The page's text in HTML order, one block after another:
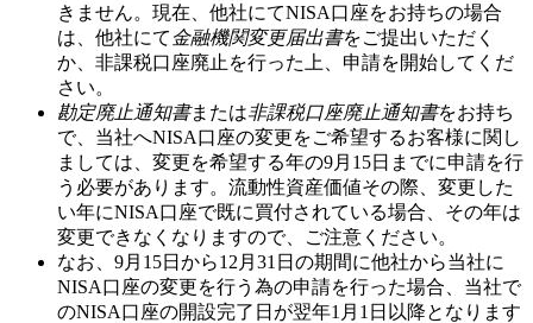
きません。現在、他社にてNISA口座をお持ちの場合
は、他社にて 金融機関変更届出書をご提出いただく
か、非課税口座廃止を行った上、申請を開始してくだ
さい。
勘定廃止通知書または非課税口座廃止通知書をお持ち
で、当社へNISA口座の変更をご希望するお客様に関し
ましては、変更を希望する年の9月15日 までに申請を行
う必要があります。流動性資産価値その際、変更した
い年にNISA口座で既に買付されている場合、その年は
変更できなくなりますので、ご注意ください。
なお、 9月15日から12月31日 の期間に他社から当社に
NISA口座の変更を行う為の申請を行った場合、当社で
のNISA口座の開設完了日が翌年1月1日 以降となります